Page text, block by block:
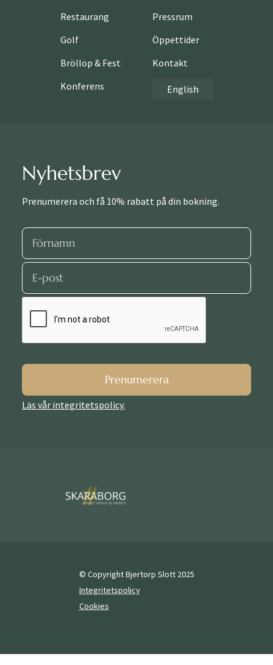
Restaurang
Golf
Bröllop & Fest
Konferens
Pressrum
Öppettider
Kontakt
English
Nyhetsbrev
Prenumerera och få 10% rabatt på din bokning.
Prenumerera
Läs vår integritetspolicy.
© Copyright Bjertorp Slott 2025
Integritetspolicy
Cookies